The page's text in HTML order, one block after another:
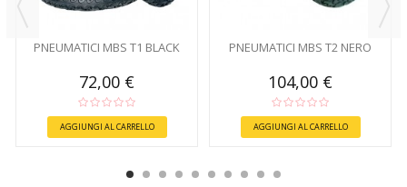
PNEUMATICI MBS T1 BLACK
72,00 €
AGGIUNGI AL CARRELLO
PNEUMATICI MBS T2 NERO
104,00 €
AGGIUNGI AL CARRELLO